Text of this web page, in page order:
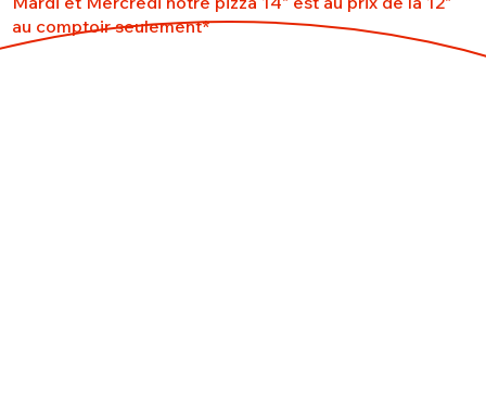
au comptoir seulement*